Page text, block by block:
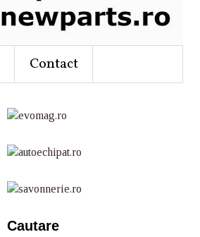
Contact
Cautare